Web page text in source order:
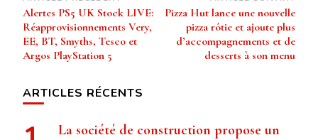
d’article
Alertes PS5 UK Stock LIVE:
Réapprovisionnements Very,
EE, BT, Smyths, Tesco et
Argos PlayStation 5
Pizza Hut lance une nouvelle
pizza rôtie et ajoute plus
d’accompagnements et de
desserts à son menu
ARTICLES RÉCENTS
La société de construction propose un